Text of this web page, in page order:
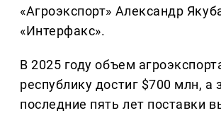
«Агроэкспорт» Александр
«Интерфакс».
В 2025 году объем
республику достиг $700 млн, а
последние пять лет поставки